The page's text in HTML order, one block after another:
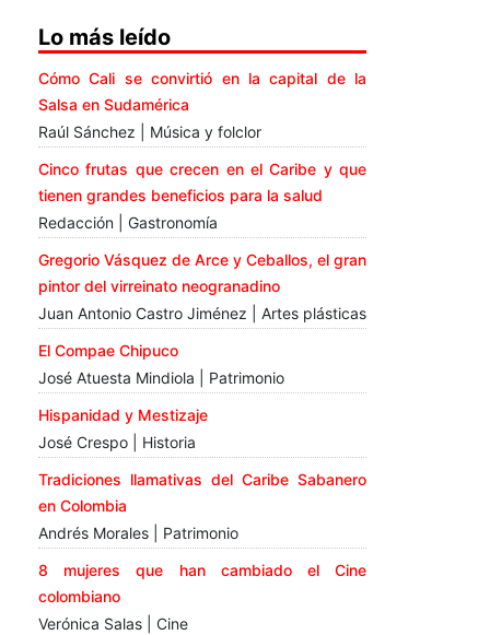
Lo más leído
Cómo Cali se convirtió en la capital de la
Salsa en Sudamérica
Raúl Sánchez | Música y folclor
Cinco frutas que crecen en el Caribe y que
tienen grandes beneficios para la salud
Redacción | Gastronomía
Gregorio Vásquez de Arce y Ceballos, el gran
pintor del virreinato neogranadino
Juan Antonio Castro Jiménez | Artes plásticas
El Compae Chipuco
José Atuesta Mindiola | Patrimonio
Hispanidad y Mestizaje
José Crespo | Historia
Tradiciones llamativas del Caribe Sabanero
en Colombia
Andrés Morales | Patrimonio
8 mujeres que han cambiado el Cine
colombiano
Verónica Salas | Cine